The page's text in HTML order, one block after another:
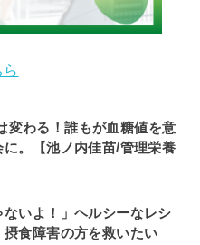
ら
変わる！誰もが血糖値を意
に。【池ノ内佳苗/管理栄養
ないよ！」ヘルシーなレシ
摂食障害の方を救いたい